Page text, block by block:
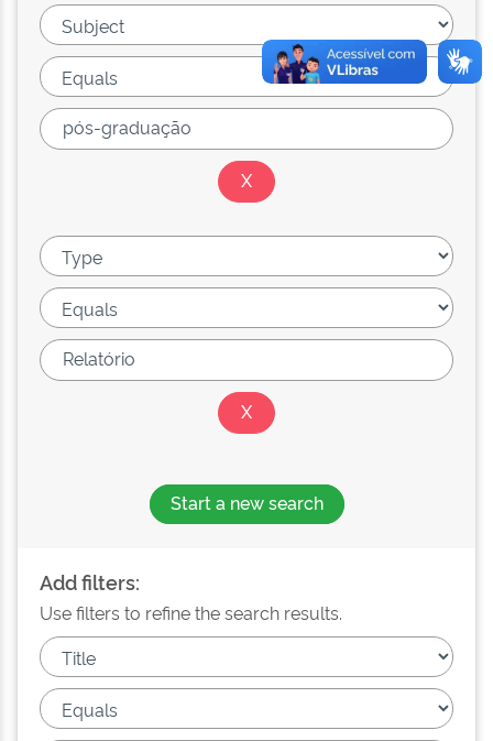
Start a new search
Add filters:
Use filters to refine the search results.